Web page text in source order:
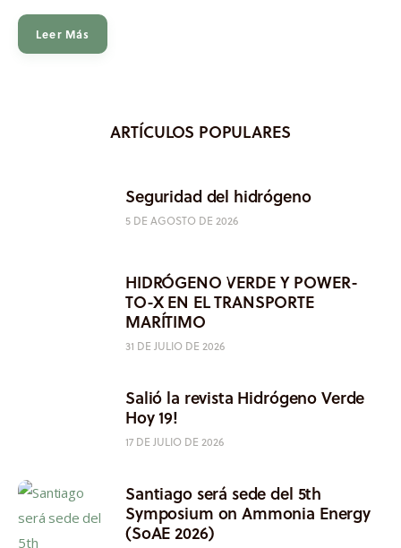
Leer Más
ARTÍCULOS POPULARES
Seguridad del hidrógeno
5 DE AGOSTO DE 2026
HIDRÓGENO VERDE Y POWER-
TO-X EN EL TRANSPORTE
MARÍTIMO
31 DE JULIO DE 2026
Salió la revista Hidrógeno Verde
Hoy 19!
17 DE JULIO DE 2026
Santiago será sede del 5th
Symposium on Ammonia Energy
(SoAE 2026)